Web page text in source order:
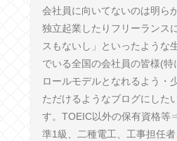
会社員に向いてないのは明ら
独立起業したりフリーランス
スもないし」といったような
でいる全国の会社員の皆様(
ロールモデルとなれるよう・
ただけるようなブログにした
す。TOEIC以外の保有資格等
準1級、二種電工、工事担任